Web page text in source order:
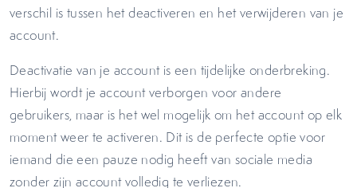
verschil is tussen het deactiveren en het verwijderen van je
account.
Deactivatie van je account is een tijdelijke onderbreking.
Hierbij wordt je account verborgen voor andere
gebruikers, maar is het wel mogelijk om het account op elk
moment weer te activeren. Dit is de perfecte optie voor
iemand die een pauze nodig heeft van sociale media
zonder zijn account volledig te verliezen.